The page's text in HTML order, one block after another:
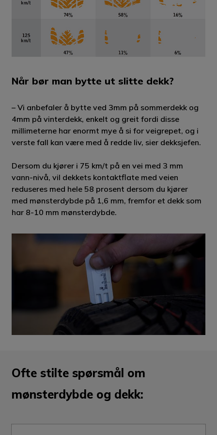
Når bør man bytte ut slitte dekk?
– Vi anbefaler å bytte ved 3mm på sommerdekk og
4mm på vinterdekk, enkelt og greit fordi disse
millimeterne har enormt mye å si for veigrepet, og i
verste fall kan være med å redde liv, sier dekksjefen.
Dersom du kjører i 75 km/t på en vei med 3 mm
vann-nivå, vil dekkets kontaktflate med veien
reduseres med hele 58 prosent dersom du kjører
med mønsterdybde på 1,6 mm, fremfor et dekk som
har 8-10 mm mønsterdybde.
Ofte stilte spørsmål om
mønsterdybde og dekk: